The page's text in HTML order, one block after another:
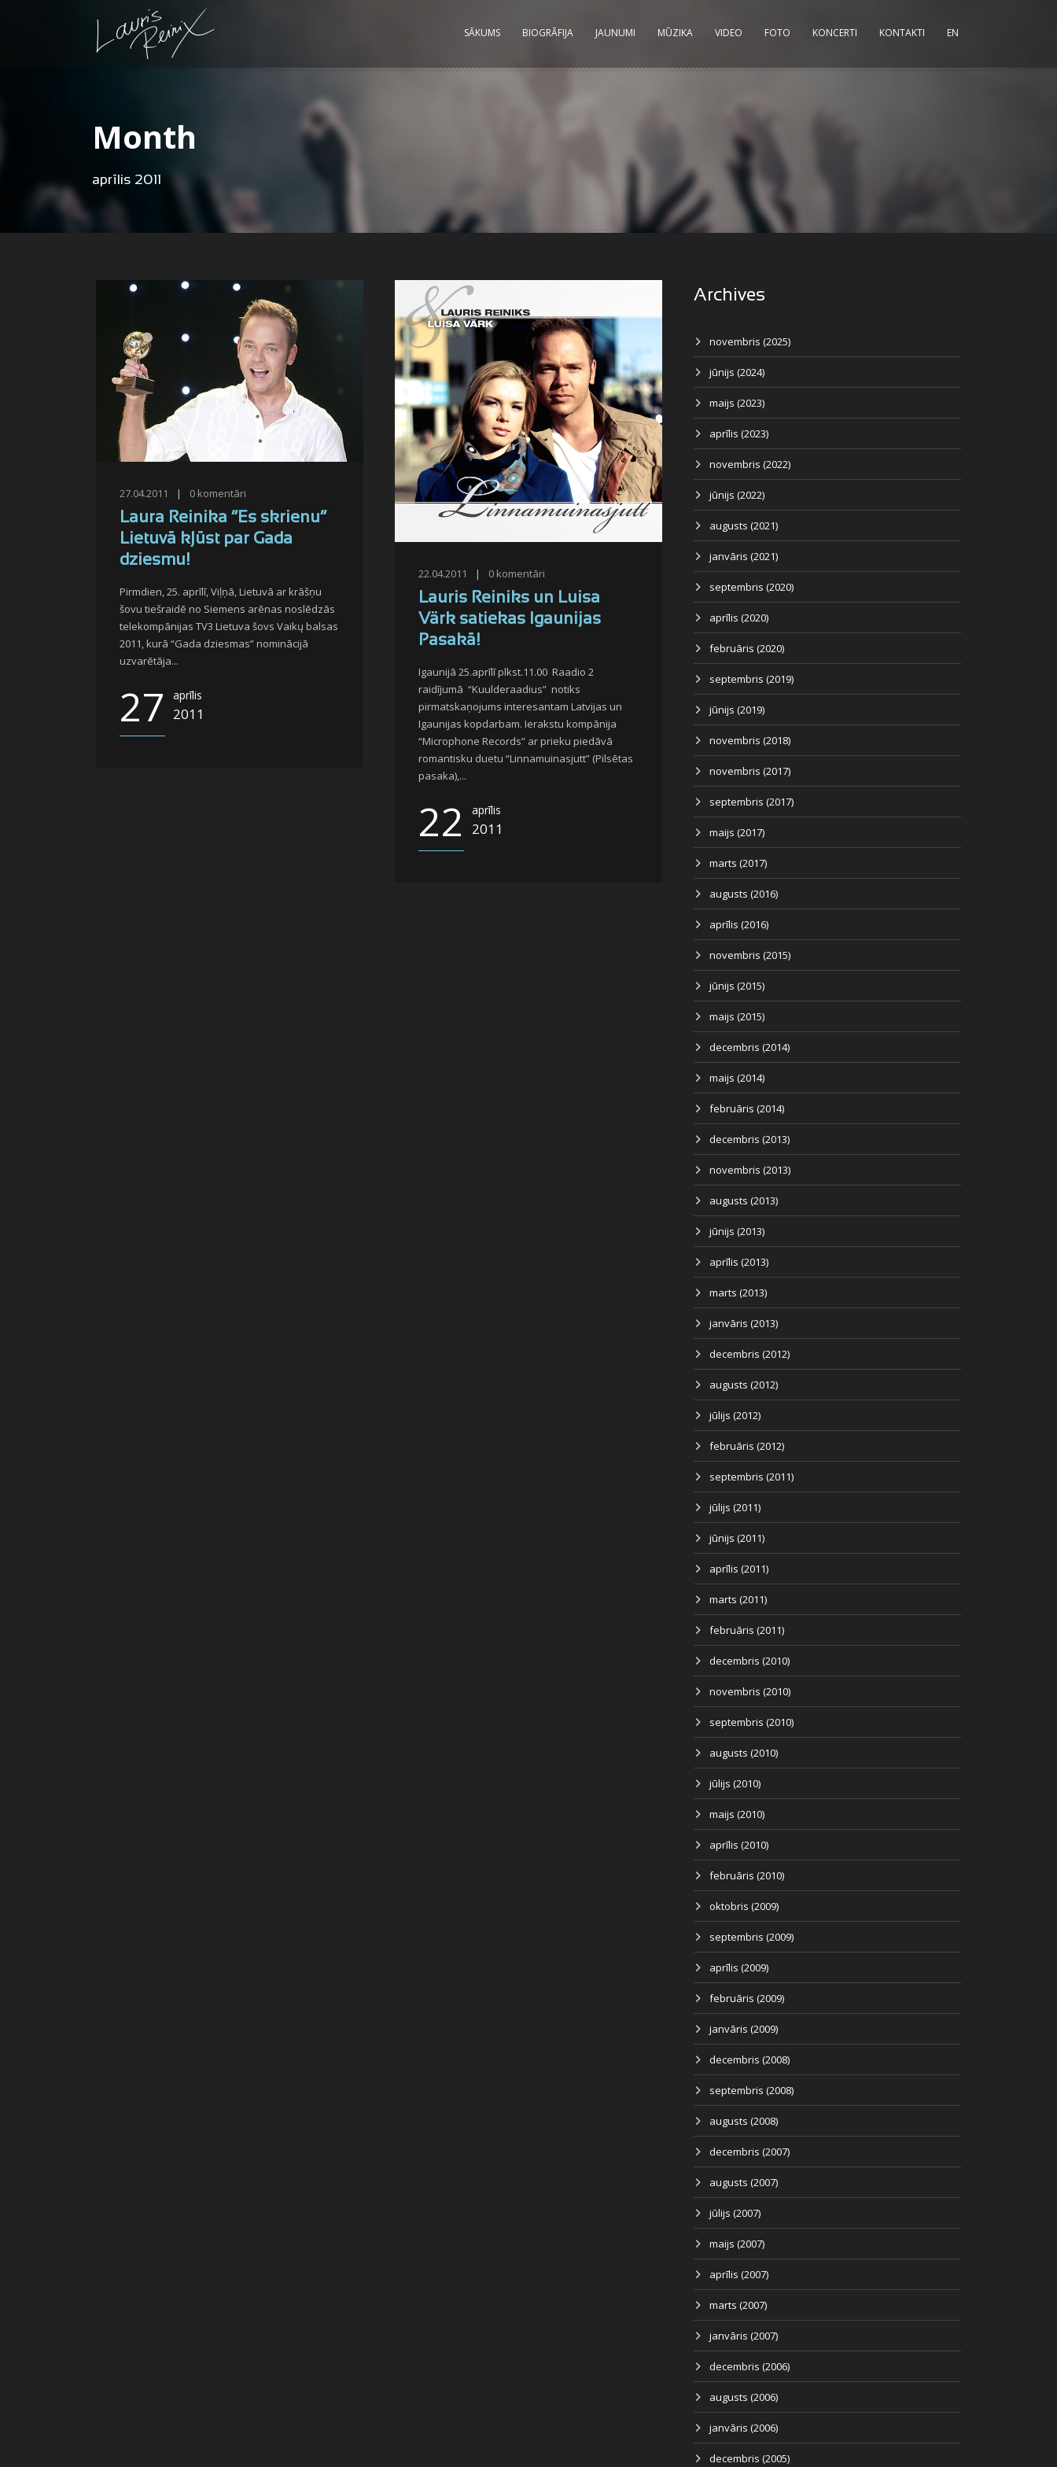
SĀKUMS BIOGRĀFIJA JAUNUMI MŪZIKA VIDEO FOTO KONCERTI KONTAKTI EN
Month
aprīlis 2011
27.04.2011 | 0 komentāri
Laura Reinika “Es skrienu”
Lietuvā kļūst par Gada
dziesmu!
Pirmdien, 25. aprīlī, Viļņā, Lietuvā ar krāšņu
šovu tiešraidē no Siemens arēnas noslēdzās
telekompānijas TV3 Lietuva šovs Vaikų balsas
2011, kurā “Gada dziesmas” nominācijā
uzvarētāja...
27 aprīlis
2011
22.04.2011 | 0 komentāri
Lauris Reiniks un Luisa
Värk satiekas Igaunijas
Pasakā!
Igaunijā 25.aprīlī plkst.11.00 Raadio 2
raidījumā “Kuulderaadius” notiks
pirmatskaņojums interesantam Latvijas un
Igaunijas kopdarbam. Ierakstu kompānija
“Microphone Records” ar prieku piedāvā
romantisku duetu “Linnamuinasjutt” (Pilsētas
pasaka),...
22 aprīlis
2011
Archives
novembris (2025)
jūnijs (2024)
maijs (2023)
aprīlis (2023)
novembris (2022)
jūnijs (2022)
augusts (2021)
janvāris (2021)
septembris (2020)
aprīlis (2020)
februāris (2020)
septembris (2019)
jūnijs (2019)
novembris (2018)
novembris (2017)
septembris (2017)
maijs (2017)
marts (2017)
augusts (2016)
aprīlis (2016)
novembris (2015)
jūnijs (2015)
maijs (2015)
decembris (2014)
maijs (2014)
februāris (2014)
decembris (2013)
novembris (2013)
augusts (2013)
jūnijs (2013)
aprīlis (2013)
marts (2013)
janvāris (2013)
decembris (2012)
augusts (2012)
jūlijs (2012)
februāris (2012)
septembris (2011)
jūlijs (2011)
jūnijs (2011)
aprīlis (2011)
marts (2011)
februāris (2011)
decembris (2010)
novembris (2010)
septembris (2010)
augusts (2010)
jūlijs (2010)
maijs (2010)
aprīlis (2010)
februāris (2010)
oktobris (2009)
septembris (2009)
aprīlis (2009)
februāris (2009)
janvāris (2009)
decembris (2008)
septembris (2008)
augusts (2008)
decembris (2007)
augusts (2007)
jūlijs (2007)
maijs (2007)
aprīlis (2007)
marts (2007)
janvāris (2007)
decembris (2006)
augusts (2006)
janvāris (2006)
decembris (2005)